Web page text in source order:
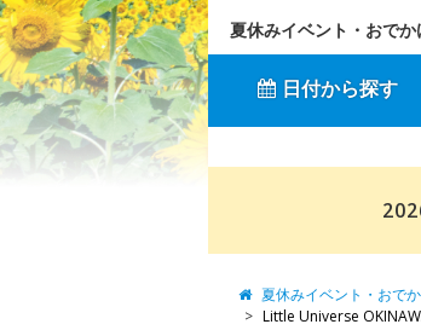
夏休みイベント・おで
日付から探す
夏休みイベント・おで
Little Universe